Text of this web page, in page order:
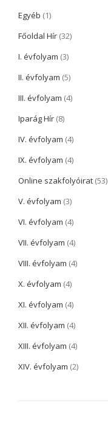
Egyéb (1)
Főoldal Hír (32)
I. évfolyam (3)
II. évfolyam (5)
III. évfolyam (4)
Iparág Hír (8)
IV. évfolyam (4)
IX. évfolyam (4)
Online szakfolyóirat (53)
V. évfolyam (3)
VI. évfolyam (4)
VII. évfolyam (4)
VIII. évfolyam (4)
X. évfolyam (4)
XI. évfolyam (4)
XII. évfolyam (4)
XIII. évfolyam (4)
XIV. évfolyam (2)